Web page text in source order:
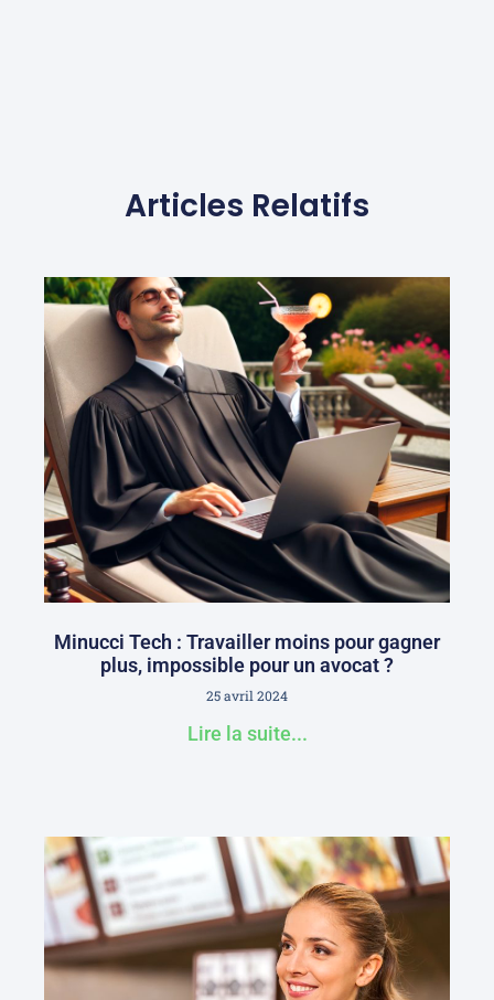
Articles Relatifs
Minucci Tech : Travailler moins pour gagner
plus, impossible pour un avocat ?
25 avril 2024
Lire la suite...